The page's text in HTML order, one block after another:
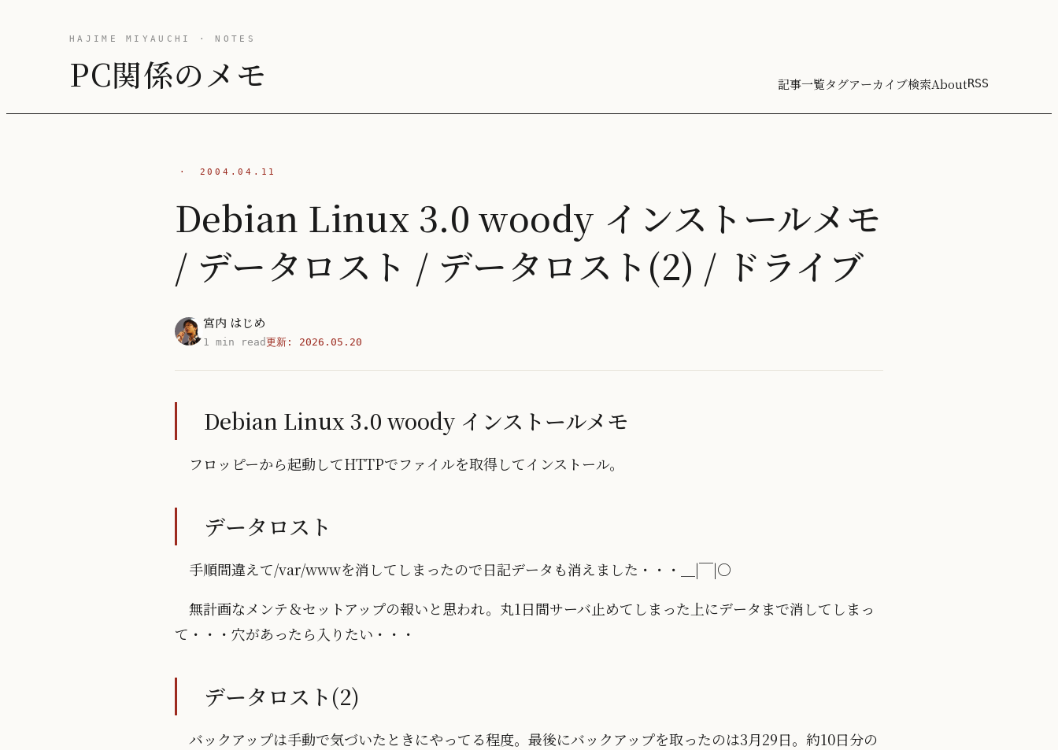
HAJIME MIYAUCHI · NOTES
PC関係のメモ 記事一覧タグアーカイブ検索AboutRSS
· 2004.04.11
Debian Linux 3.0 woody インストールメモ
/ データロスト / データロスト(2) / ドライブ
宮内 はじめ
1 min read更新: 2026.05.20
Debian Linux 3.0 woody インストールメモ
フロッピーから起動してHTTPでファイルを取得してインストール。
データロスト
手順間違えて/var/wwwを消してしまったので日記データも消えました・・・＿|￣|○
無計画なメンテ＆セットアップの報いと思われ。丸1日間サーバ止めてしまった上にデータまで消してしまっ
て・・・穴があったら入りたい・・・
データロスト(2)
バックアップは手動で気づいたときにやってる程度。最後にバックアップを取ったのは3月29日。約10日分の